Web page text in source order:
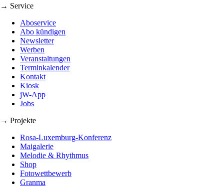
→ Service
Aboservice
Abo kündigen
Newsletter
Werben
Veranstaltungen
Terminkalender
Kontakt
Kiosk
jW-App
Jobs
→ Projekte
Rosa-Luxemburg-Konferenz
Maigalerie
Melodie & Rhythmus
Shop
Fotowettbewerb
Granma